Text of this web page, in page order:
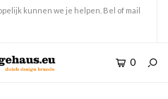
kunnen we je helpen. Bel of mail
0